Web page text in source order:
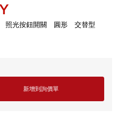
照光按鈕開關 圓形 交替型
新增到詢價單